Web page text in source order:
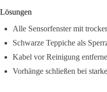
Lösungen
Alle Sensorfenster mit
Schwarze Teppiche als
Kabel vor Reinigung
Vorhänge schließen bei